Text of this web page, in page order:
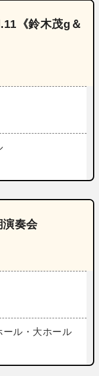
《鈴木茂g＆
演奏会
ール・大ホール